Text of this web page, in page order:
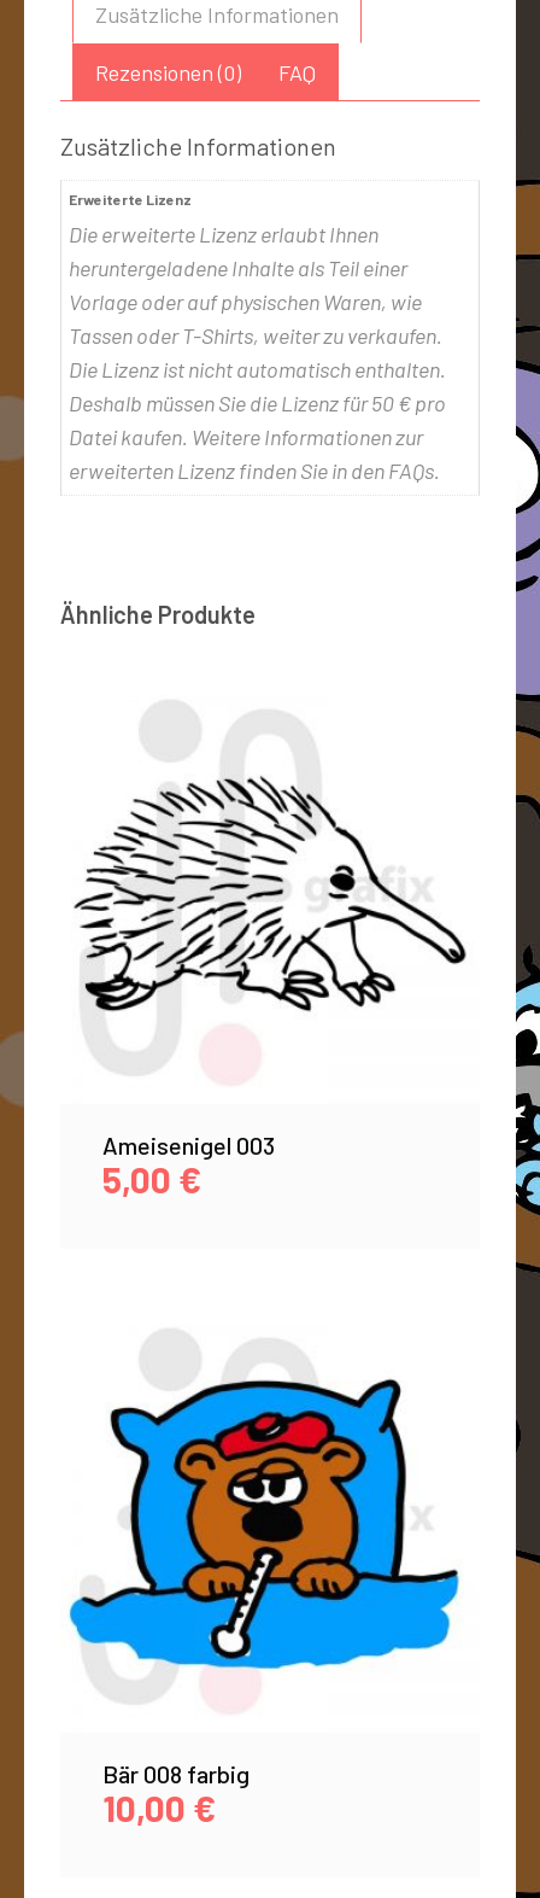
Zusätzliche Informationen
Rezensionen (0) FAQ
Zusätzliche Informationen
Erweiterte Lizenz
Die erweiterte Lizenz erlaubt Ihnen
heruntergeladene Inhalte als Teil einer
Vorlage oder auf physischen Waren, wie
Tassen oder T-Shirts, weiter zu verkaufen.
Die Lizenz ist nicht automatisch enthalten.
Deshalb müssen Sie die Lizenz für 50 € pro
Datei kaufen. Weitere Informationen zur
erweiterten Lizenz finden Sie in den FAQs.
Ähnliche Produkte
Ameisenigel 003
5,00 €
Bär 008 farbig
10,00 €